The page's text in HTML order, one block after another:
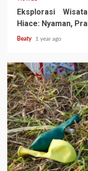
Eksplorasi
Hiace: Nyaman,
Beaty 1 year ago